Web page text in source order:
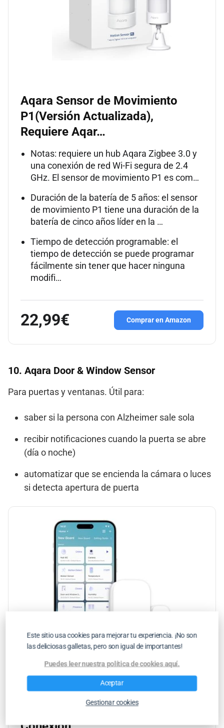
Aqara Sensor de Movimiento
P1(Versión Actualizada),
Requiere Aqar…
Notas: requiere un hub Aqara Zigbee 3.0 y
una conexión de red Wi-Fi segura de 2.4
GHz. El sensor de movimiento P1 es com…
Duración de la batería de 5 años: el sensor
de movimiento P1 tiene una duración de la
batería de cinco años líder en la …
Tiempo de detección programable: el
tiempo de detección se puede programar
fácilmente sin tener que hacer ninguna
modifi…
22,99€ Comprar en Amazon
10. Aqara Door & Window Sensor
Para puertas y ventanas. Útil para:
saber si la persona con Alzheimer sale sola
recibir notificaciones cuando la puerta se abre
(día o noche)
automatizar que se encienda la cámara o luces
si detecta apertura de puerta
Aqara Sensor de Puertas y
Ventanas, Requiere AQARA HUB,
Este sitio usa cookies para mejorar tu experiencia. ¡No son
las deliciosas galletas, pero son igual de importantes!
Puedes leer nuestra política de cookies aquí.
Aceptar
Gestionar cookies